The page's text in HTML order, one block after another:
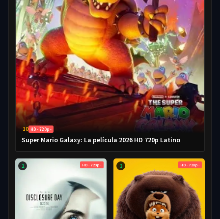
10 HD - 720p -
Super Mario Galaxy: La película 2026 HD 720p Latino
2 HD - 720p - 3 HD - 720p -